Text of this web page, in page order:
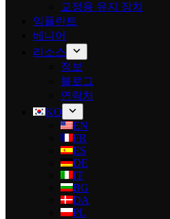
교정용 유지 장치
임플란트
베니어
리소스
정보
블로그
연락처
KO
EN
FR
ES
DE
IT
BG
DA
PL